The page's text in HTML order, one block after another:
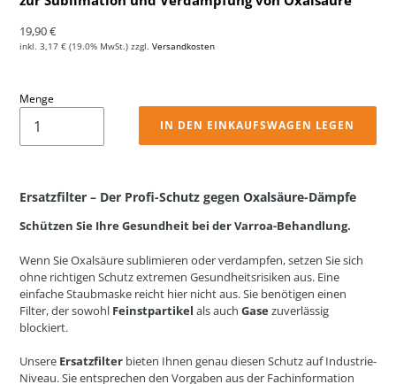
Normaler Preis
19,90 €
inkl. 3,17 € (19.0% MwSt.) zzgl. Versandkosten
Menge
IN DEN EINKAUFSWAGEN LEGEN
Ersatzfilter – Der Profi-Schutz gegen Oxalsäure-Dämpfe
Schützen Sie Ihre Gesundheit bei der Varroa-Behandlung.
Wenn Sie Oxalsäure sublimieren oder verdampfen, setzen Sie sich
ohne richtigen Schutz extremen Gesundheitsrisiken aus. Eine
einfache Staubmaske reicht hier nicht aus. Sie benötigen einen
Filter, der sowohl Feinstpartikel als auch Gasezuverlässig
blockiert.
Unsere Ersatzfilter bieten Ihnen genau diesen Schutz auf Industrie-
Niveau. Sie entsprechen den Vorgaben aus der Fachinformation